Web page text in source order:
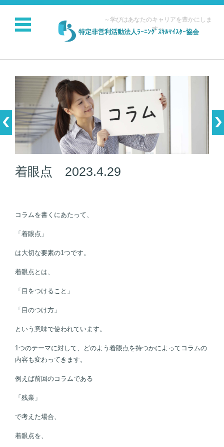
特定非営利活動法人ﾗｰﾆﾝｸﾞｽｷﾙﾏｲｽﾀｰ協会
～学びはあなたのキャリアを豊かにしま
す～
コンテンツに移動
着眼点 2023.4.29
コラムを書くにあたって、
「着眼点」
は大切な要素の1つです。
着眼点とは、
「目をつけること」
「目のつけ方」
という意味で使われています。
1つのテーマに対して、どのよう着眼点を持つかによってコラムの
内容も変わってきます。
例えば前回のコラムである
「残業」
で考えた場合、
着眼点を、